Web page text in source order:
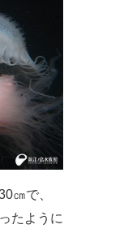
㎝で、
たように